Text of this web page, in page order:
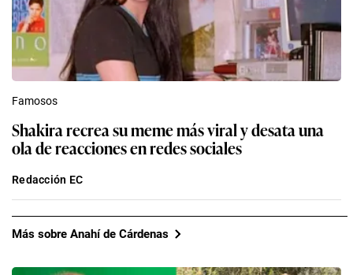
Famosos
Shakira recrea su meme más viral y desata una
ola de reacciones en redes sociales
Redacción EC
Más sobre Anahí de Cárdenas